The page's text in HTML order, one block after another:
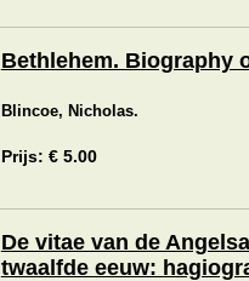
Bethlehem. Biography
Blincoe, Nicholas.
Prijs: € 5.00
De vitae van de
twaalfde eeuw: